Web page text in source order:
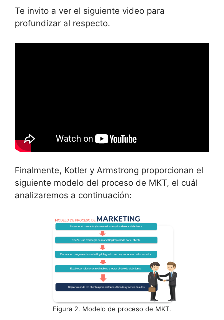
Te invito a ver el siguiente video para
profundizar al respecto.
Finalmente, Kotler y Armstrong proporcionan el
siguiente modelo del proceso de MKT, el cuál
analizaremos a continuación:
Figura 2. Modelo de proceso de MKT.